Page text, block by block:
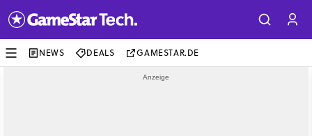
NEWS DEALS GAMESTAR.DE